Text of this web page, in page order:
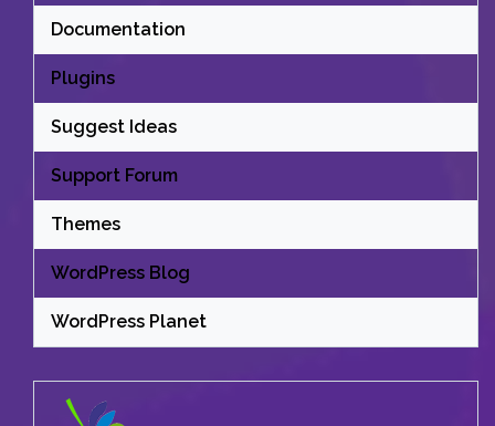
Documentation
Plugins
Suggest Ideas
Support Forum
Themes
WordPress Blog
WordPress Planet